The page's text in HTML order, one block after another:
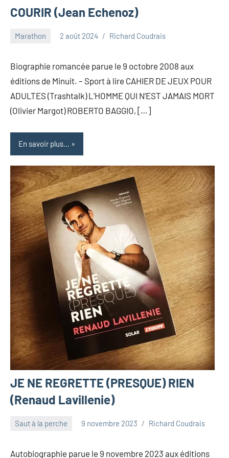
COURIR (Jean Echenoz)
Marathon 2 août 2024 Richard Coudrais
Biographie romancée parue le 9 octobre 2008 aux
éditions de Minuit. – Sport à lire CAHIER DE JEUX POUR
ADULTES (Trashtalk) L’HOMME QUI N’EST JAMAIS MORT
(Olivier Margot) ROBERTO BAGGIO, […]
En savoir plus...
JE NE REGRETTE (PRESQUE) RIEN
(Renaud Lavillenie)
Saut à la perche 9 novembre 2023 Richard Coudrais
Autobiographie parue le 9 novembre 2023 aux éditions